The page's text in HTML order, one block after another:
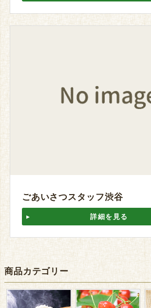
ごあいさつスタッフ渋谷
詳細を見る
商品カテゴリー